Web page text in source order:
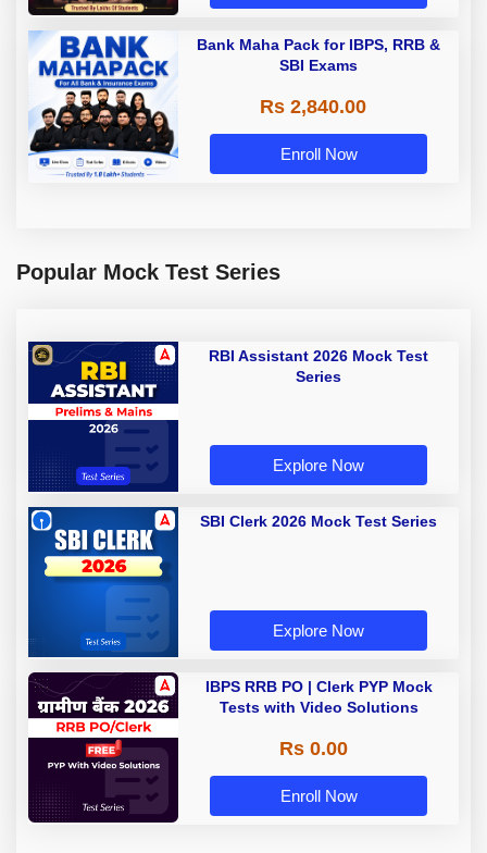
Bank Maha Pack for IBPS, RRB &
SBI Exams
Rs 2,840.00
Enroll Now
Popular Mock Test Series
RBI Assistant 2026 Mock Test
Series
Explore Now
SBI Clerk 2026 Mock Test Series
Explore Now
IBPS RRB PO | Clerk PYP Mock
Tests with Video Solutions
Rs 0.00
Enroll Now